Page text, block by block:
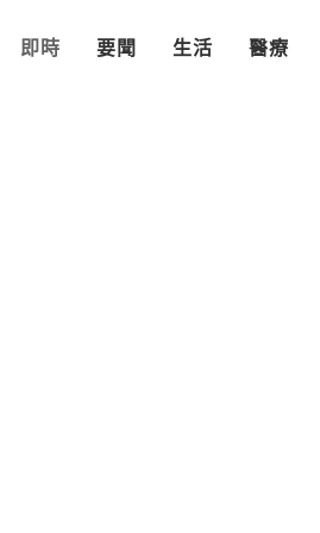
即時 要聞 生活 醫療